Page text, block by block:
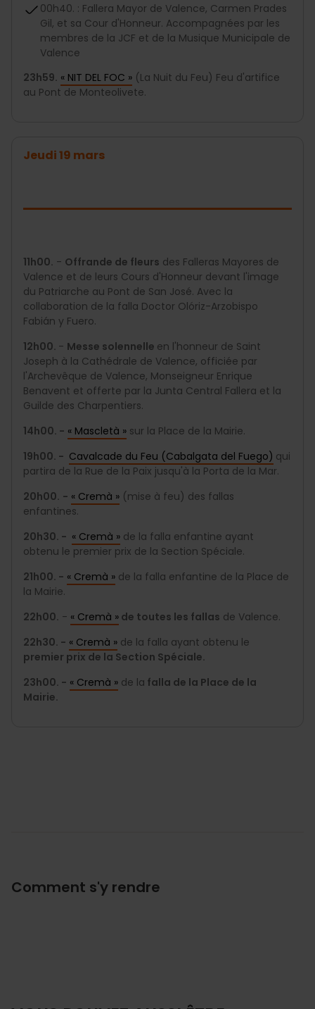
00h40. : Fallera Mayor de Valence, Carmen Prades
Gil, et sa Cour d'Honneur. Accompagnées par les
membres de la JCF et de la Musique Municipale de
Valence
23h59. « NIT DEL FOC » (La Nuit du Feu) Feu d'artifice
au Pont de Monteolivete.
Jeudi 19 mars
11h00. - Offrande de fleurs des Falleras Mayores de
Valence et de leurs Cours d'Honneur devant l'image
du Patriarche au Pont de San José. Avec la
collaboration de la falla Doctor Olóriz-Arzobispo
Fabián y Fuero.
12h00. - Messe solennelle en l'honneur de Saint
Joseph à la Cathédrale de Valence, officiée par
l'Archevêque de Valence, Monseigneur Enrique
Benavent et offerte par la Junta Central Fallera et la
Guilde des Charpentiers.
14h00. - « Mascletà » sur la Place de la Mairie.
19h00. - Cavalcade du Feu (Cabalgata del Fuego) qui
partira de la Rue de la Paix jusqu'à la Porta de la Mar.
20h00. - « Cremà » (mise à feu) des fallas
enfantines.
20h30. - « Cremà » de la falla enfantine ayant
obtenu le premier prix de la Section Spéciale.
21h00. - « Cremà » de la falla enfantine de la Place de
la Mairie.
22h00. - « Cremà » de toutes les fallas de Valence.
22h30. - « Cremà » de la falla ayant obtenu le
premier prix de la Section Spéciale.
23h00. - « Cremà » de la falla de la Place de la
Mairie.
Comment s'y rendre